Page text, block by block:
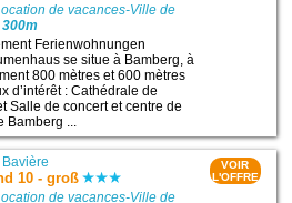
de vacances-Ville de
300m
Ferienwohnungen
se situe à Bamberg, à
800 mètres et 600 mètres
d’intérêt : Cathédrale de
Salle de concert et centre de
Bamberg ...
Bavière
10 - groß
de vacances-Ville de
VOIR
L'OFFRE